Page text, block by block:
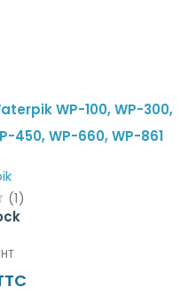
WP-100, WP-300,
450, WP-660, WP-861
(1)
HT